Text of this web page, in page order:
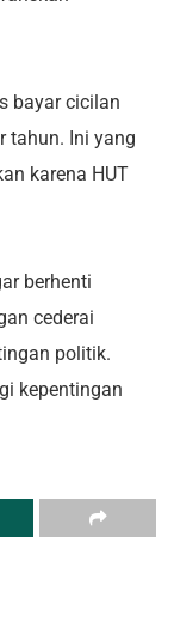
bayar cicilan
tahun. Ini yang
karena HUT
berhenti
cederai
politik.
kepentingan